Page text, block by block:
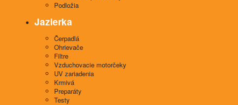
Podložia
Jazierka
Čerpadlá
Ohrievače
Filtre
Vzduchovacie motorčeky
UV zariadenia
Krmivá
Preparáty
Testy